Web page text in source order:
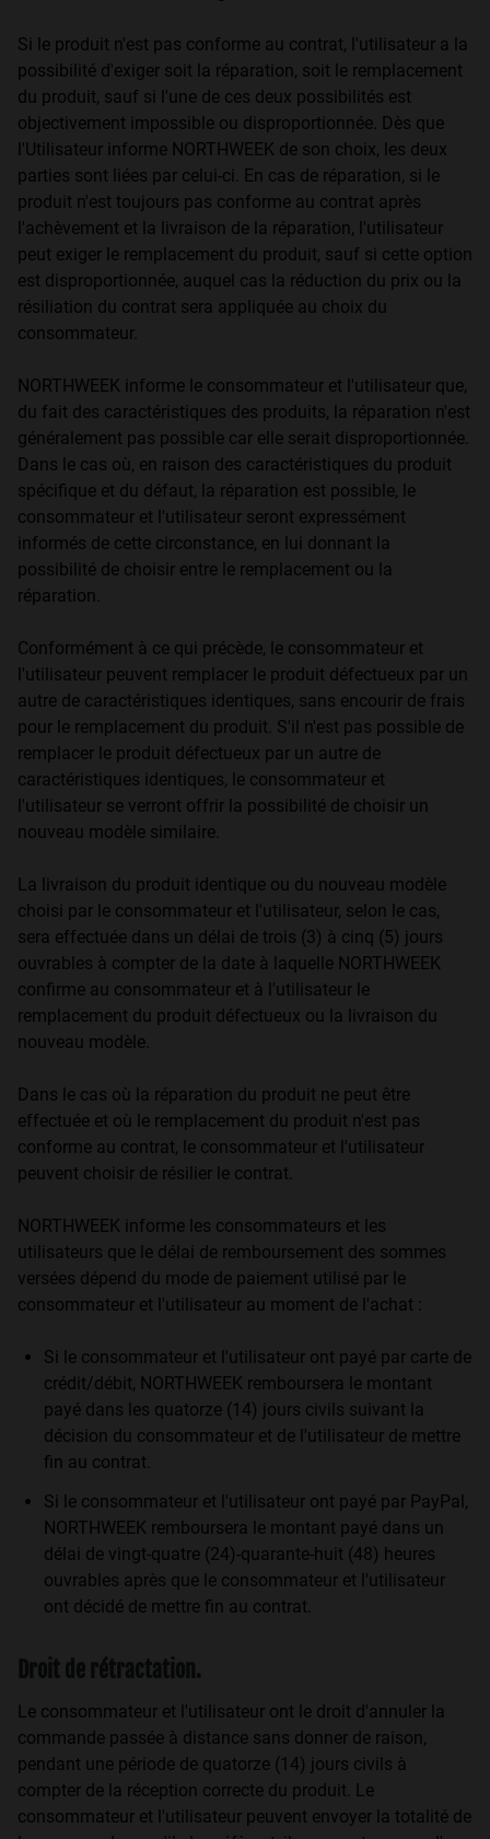
Si le produit n'est pas conforme au contrat, l'utilisateur a la
possibilité d'exiger soit la réparation, soit le remplacement
du produit, sauf si l'une de ces deux possibilités est
objectivement impossible ou disproportionnée. Dès que
l'Utilisateur informe NORTHWEEK de son choix, les deux
parties sont liées par celui-ci. En cas de réparation, si le
produit n'est toujours pas conforme au contrat après
l'achèvement et la livraison de la réparation, l'utilisateur
peut exiger le remplacement du produit, sauf si cette option
est disproportionnée, auquel cas la réduction du prix ou la
résiliation du contrat sera appliquée au choix du
consommateur.
NORTHWEEK informe le consommateur et l'utilisateur que,
du fait des caractéristiques des produits, la réparation n'est
généralement pas possible car elle serait disproportionnée.
Dans le cas où, en raison des caractéristiques du produit
spécifique et du défaut, la réparation est possible, le
consommateur et l'utilisateur seront expressément
informés de cette circonstance, en lui donnant la
possibilité de choisir entre le remplacement ou la
réparation.
Conformément à ce qui précède, le consommateur et
l'utilisateur peuvent remplacer le produit défectueux par un
autre de caractéristiques identiques, sans encourir de frais
pour le remplacement du produit. S'il n'est pas possible de
remplacer le produit défectueux par un autre de
caractéristiques identiques, le consommateur et
l'utilisateur se verront offrir la possibilité de choisir un
nouveau modèle similaire.
La livraison du produit identique ou du nouveau modèle
choisi par le consommateur et l'utilisateur, selon le cas,
sera effectuée dans un délai de trois (3) à cinq (5) jours
ouvrables à compter de la date à laquelle NORTHWEEK
confirme au consommateur et à l'utilisateur le
remplacement du produit défectueux ou la livraison du
nouveau modèle.
Dans le cas où la réparation du produit ne peut être
effectuée et où le remplacement du produit n'est pas
conforme au contrat, le consommateur et l'utilisateur
peuvent choisir de résilier le contrat.
NORTHWEEK informe les consommateurs et les
utilisateurs que le délai de remboursement des sommes
versées dépend du mode de paiement utilisé par le
consommateur et l'utilisateur au moment de l'achat :
Si le consommateur et l'utilisateur ont payé par carte de
crédit/débit, NORTHWEEK remboursera le montant
payé dans les quatorze (14) jours civils suivant la
décision du consommateur et de l'utilisateur de mettre
fin au contrat.
Si le consommateur et l'utilisateur ont payé par PayPal,
NORTHWEEK remboursera le montant payé dans un
délai de vingt-quatre (24)-quarante-huit (48) heures
ouvrables après que le consommateur et l'utilisateur
ont décidé de mettre fin au contrat.
Droit de rétractation.
Le consommateur et l'utilisateur ont le droit d'annuler la
commande passée à distance sans donner de raison,
pendant une période de quatorze (14) jours civils à
compter de la réception correcte du produit. Le
consommateur et l'utilisateur peuvent envoyer la totalité de